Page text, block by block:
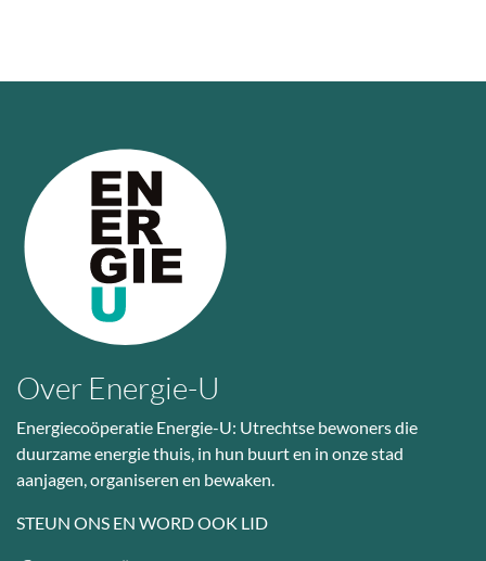
Over Energie-U
Energiecoöperatie Energie-U: Utrechtse bewoners die
duurzame energie thuis, in hun buurt en in onze stad
aanjagen, organiseren en bewaken.
STEUN ONS EN WORD OOK LID